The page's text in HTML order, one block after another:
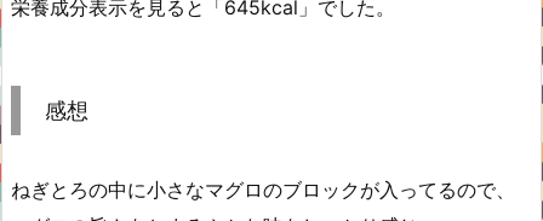
栄養成分表示を見ると「645kcal」でした。
感想
ねぎとろの中に小さなマグロのブロックが入ってるので、